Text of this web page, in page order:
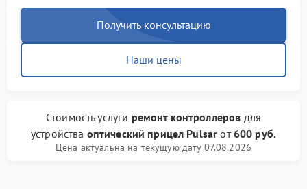
Получить консультацию
Наши цены
Стоимость услуги ремонт контроллеров для
устройства оптический прицел Pulsar от600 руб.
Цена актуальна на текущую дату 07.08.2026